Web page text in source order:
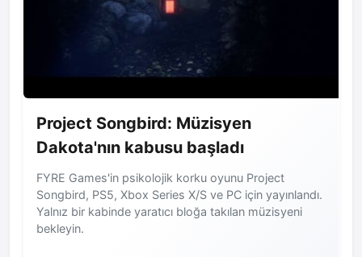
Project Songbird: Müzisyen
Dakota'nın kabusu başladı
FYRE Games'in psikolojik korku oyunu Project
Songbird, PS5, Xbox Series X/S ve PC için yayınlandı.
Yalnız bir kabinde yaratıcı bloğa takılan müzisyeni
bekleyin.